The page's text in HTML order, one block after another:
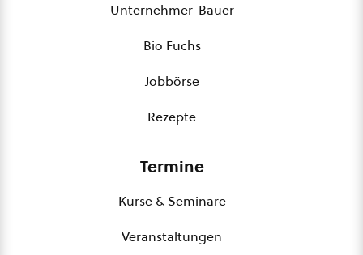
Unternehmer-Bauer
Bio Fuchs
Jobbörse
Rezepte
Termine
Kurse & Seminare
Veranstaltungen